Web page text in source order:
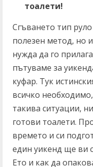
тоалети!
Сгъването тип
полезен метод, но
нужда да го
пътуваме за
куфар. Тук
всичко
такива ситуации,
готови тоалети.
времето и си
един уикенд ще ви
Ето и как да